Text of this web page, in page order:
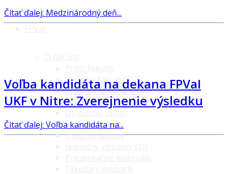
Vedenie fakulty
Pracoviská dekanátu
Výročné správy
História fakulty
Insígnie fakulty
Čítať ďalej: Medzinárodný deň...
Voľba kandidáta na dekana FPVaI
UKF v Nitre: Zverejnenie výsledku
Čítať ďalej: Voľba kandidáta na...